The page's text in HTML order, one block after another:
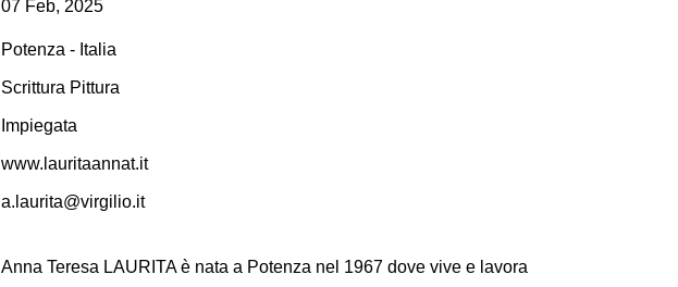
07 Feb, 2025
Potenza - Italia
Scrittura Pittura
Impiegata
www.lauritaannat.it
a.laurita@virgilio.it
Anna Teresa LAURITA è nata a Potenza nel 1967 dove vive e lavora